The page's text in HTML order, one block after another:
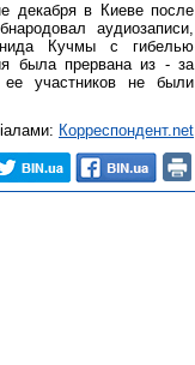
декабря в Киеве после
аудиозаписи,
Кучмы с гибелью
была прервана из - за
ее участников не были
Корреспондент.net